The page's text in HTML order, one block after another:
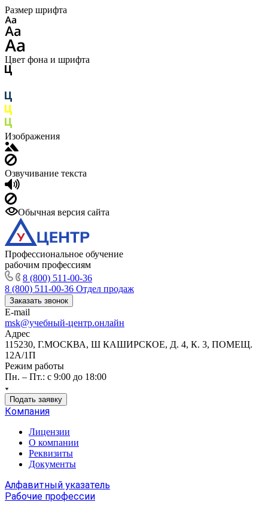
Размер шрифта
Цвет фона и шрифта
Изображения
Озвучивание текста
Обычная версия сайта
Профессиональное обучение
рабочим профессиям
8 (800) 511-00-36
8 (800) 511-00-36 Отдел продаж
Заказать звонок
E-mail
msk@учебный-центр.онлайн
Адрес
115230, Г.МОСКВА, Ш КАШИРСКОЕ, Д. 4, К. 3, ПОМЕЩ.
12А/1П
Режим работы
Пн. – Пт.: с 9:00 до 18:00
Подать заявку
Компания
Лицензии
О компании
Реквизиты
Документы
Алфавитный указатель
Рабочие профессии